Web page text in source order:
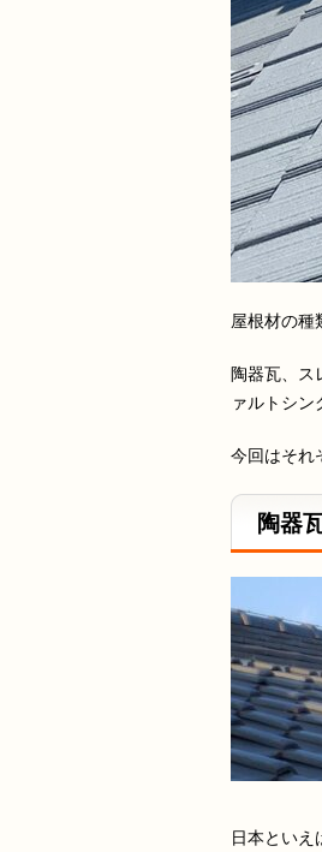
屋根材の種
陶器瓦、ス
ァルトシン
今回はそれ
陶器
日本といえ